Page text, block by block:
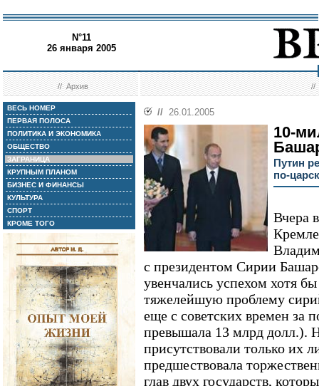
N°11
26 января 2005
//Архив //
ВЕСЬ НОМЕР
ПЕРВАЯ ПОЛОСА
ПОЛИТИКА И ЭКОНОМИКА
ОБЩЕСТВО
ЗАГРАНИЦА
КРУПНЫМ ПЛАНОМ
БИЗНЕС И ФИНАНСЫ
КУЛЬТУРА
СПОРТ
КРОМЕ ТОГО
// 26.01.2005
10-
Путин
по-
Вчера
с президентом Сирии
увенчались успехом хотя
тяжелейшую проблему
еще с советских времен за
превышала 13 млрд долл.).
присутствовали только их
предшествовала
глав двух государств,